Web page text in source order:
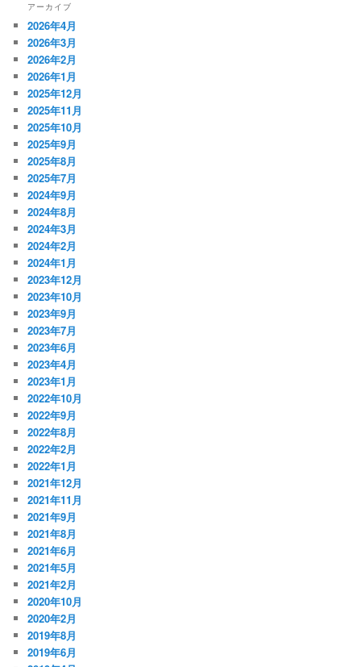
アーカイブ
2026年4月
2026年3月
2026年2月
2026年1月
2025年12月
2025年11月
2025年10月
2025年9月
2025年8月
2025年7月
2024年9月
2024年8月
2024年3月
2024年2月
2024年1月
2023年12月
2023年10月
2023年9月
2023年7月
2023年6月
2023年4月
2023年1月
2022年10月
2022年9月
2022年8月
2022年2月
2022年1月
2021年12月
2021年11月
2021年9月
2021年8月
2021年6月
2021年5月
2021年2月
2020年10月
2020年2月
2019年8月
2019年6月